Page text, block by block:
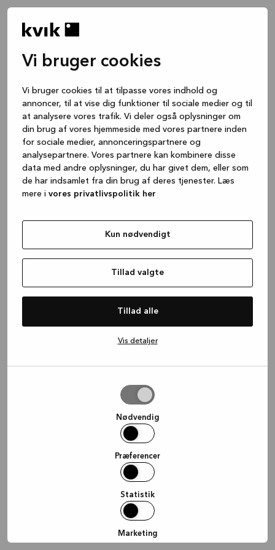
Vi bruger cookies
Vi bruger cookies til at tilpasse vores indhold og
annoncer, til at vise dig funktioner til sociale medier og til
at analysere vores trafik. Vi deler også oplysninger om
din brug af vores hjemmeside med vores partnere inden
for sociale medier, annonceringspartnere og
analysepartnere. Vores partnere kan kombinere disse
data med andre oplysninger, du har givet dem, eller som
de har indsamlet fra din brug af deres tjenester. Læs
mere i vores privatlivspolitik her
Kun nødvendigt
Tillad valgte
Tillad alle
Vis detaljer
Nødvendig
Præferencer
Statistik
Marketing
(see the browser console for more
information).